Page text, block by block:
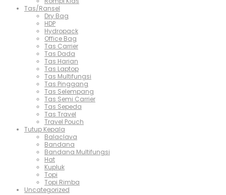
Tas/Ransel
Dry Bag
HDP
Hydropack
Office Bag
Tas Carrier
Tas Dada
Tas Harian
Tas Laptop
Tas Multifungsi
Tas Pinggang
Tas Selempang
Tas Semi Carrier
Tas Sepeda
Tas Travel
Travel Pouch
Tutup Kepala
Balaclava
Bandana
Bandana Multifungsi
Hat
Kupluk
Topi
Topi Rimba
Uncategorized